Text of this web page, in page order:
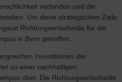
verbinden und die
Um diese strategischen Ziele
Richtungsentscheide für die
in Bern getroffen.
Investitionen der
zu einer nachhaltigen
über. Die Richtungsentscheide